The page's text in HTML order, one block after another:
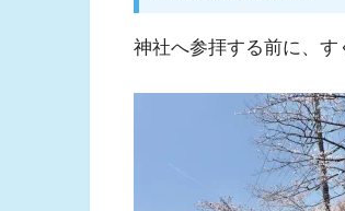
神社へ参拝する前に、す